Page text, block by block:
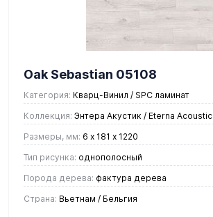
Oak Sebastian 05108
Категория: Кварц-Винил / SPC ламинат
Коллекция: Энтера Акустик / Eterna Acoustic
Размеры, мм: 6 х 181 х 1220
Тип рисунка: однополосный
Порода дерева: фактура дерева
Страна: Вьетнам / Бельгия